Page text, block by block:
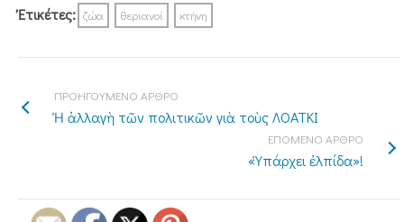
Ἐτικέτες: ζώα θεριανοί κτήνη
ΠΡΟΗΓΟΥΜΕΝΟ ΑΡΘΡΟ
Ἡ ἀλλαγὴ τῶν πολιτικῶν γιὰ τοὺς ΛΟΑΤΚΙ
ΕΠΟΜΕΝΟ ΑΡΘΡΟ
«Ὑπάρχει ἐλπίδα»!